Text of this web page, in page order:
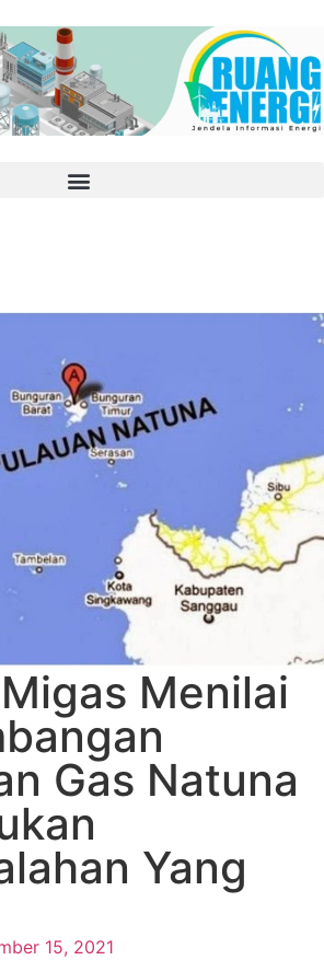
Menilai
Gas Natuna
Yang
15, 2021